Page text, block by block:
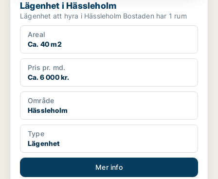
Lägenhet i Hässleholm
Lägenhet att hyra i Hässleholm Bostaden har 1 rum
Areal
Ca. 40 m2
Pris pr. md.
Ca. 6 000 kr.
Område
Hässleholm
Type
Lägenhet
Mer info